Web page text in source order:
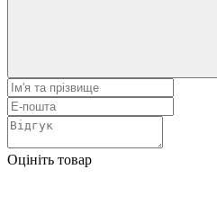
Оцініть товар